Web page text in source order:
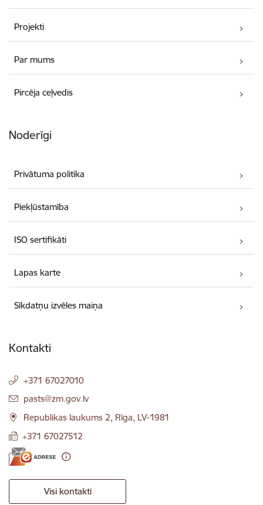
Projekti
Par mums
Pircēja ceļvedis
Noderīgi
Privātuma politika
Piekļūstamība
ISO sertifikāti
Lapas karte
Sīkdatņu izvēles maiņa
Kontakti
+371 67027010
E-pasts:
pasts@zm.gov.lv
Republikas laukums 2, Rīga, LV-1981
+371 67027512
Visi kontakti